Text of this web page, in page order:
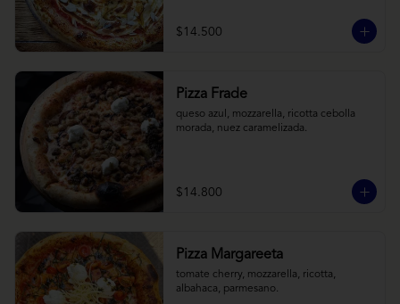
$14.500
Pizza Frade
queso azul, mozzarella, ricotta cebolla
morada, nuez caramelizada.
$14.800
Pizza Margareeta
tomate cherry, mozzarella, ricotta,
albahaca, parmesano.